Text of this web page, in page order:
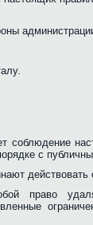
соблюдение
с
действовать
право